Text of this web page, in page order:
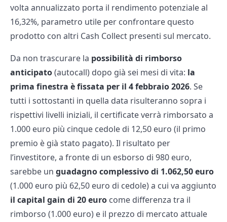
volta annualizzato porta il rendimento potenziale al
16,32%, parametro utile per confrontare questo
prodotto con altri Cash Collect presenti sul mercato.
Da non trascurare la possibilità di rimborso
anticipato(autocall) dopo già sei mesi di vita: la
prima finestra è fissata per il 4 febbraio 2026. Se
tutti i sottostanti in quella data risulteranno sopra i
rispettivi livelli iniziali, il certificate verrà rimborsato a
1.000 euro più cinque cedole di 12,50 euro (il primo
premio è già stato pagato). Il risultato per
l’investitore, a fronte di un esborso di 980 euro,
sarebbe un guadagno complessivo di 1.062,50 euro
(1.000 euro più 62,50 euro di cedole) a cui va aggiunto
il capital gain di 20 euro come differenza tra il
rimborso (1.000 euro) e il prezzo di mercato attuale